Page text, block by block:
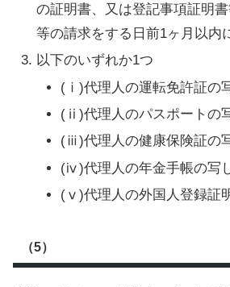
の証明書、又は登記事項証明
等の請求をする日前1ヶ月以内
以下のいずれか1つ
(ⅰ)代理人の運転免許証の
(ⅱ)代理人のパスポートの
(ⅲ)代理人の健康保険証の
(ⅳ)代理人の年金手帳の写
(ⅴ)代理人の外国人登録証
（5）